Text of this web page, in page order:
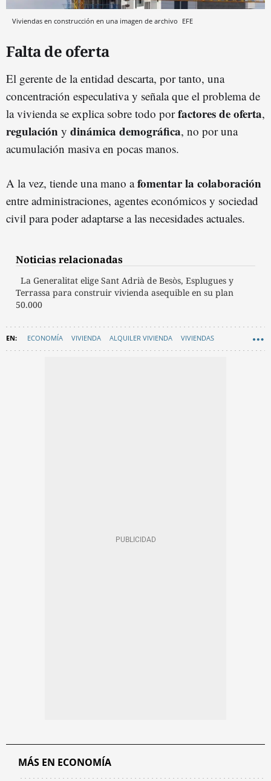
Viviendas en construcción en una imagen de archivo EFE
Falta de oferta
El gerente de la entidad descarta, por tanto, una
concentración especulativa y señala que el problema de
la vivienda se explica sobre todo porfactores de oferta,
regulación y dinámica demográfica, no por una
acumulación masiva en pocas manos.
A la vez, tiende una mano afomentar la colaboración
entre administraciones, agentes económicos y sociedad
civil para poder adaptarse a las necesidades actuales.
Noticias relacionadas
La Generalitat elige Sant Adrià de Besòs, Esplugues y
Terrassa para construir vivienda asequible en su plan
50.000
ECONOMÍA VIVIENDA ALQUILER VIVIENDA VIVIENDAS
MÁS EN ECONOMÍA